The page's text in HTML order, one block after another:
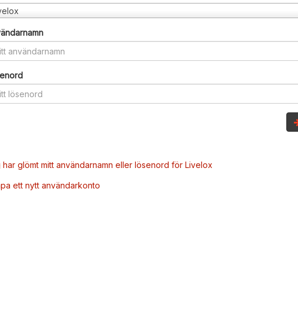
har glömt mitt användarnamn eller lösenord för Livelox
ett nytt användarkonto